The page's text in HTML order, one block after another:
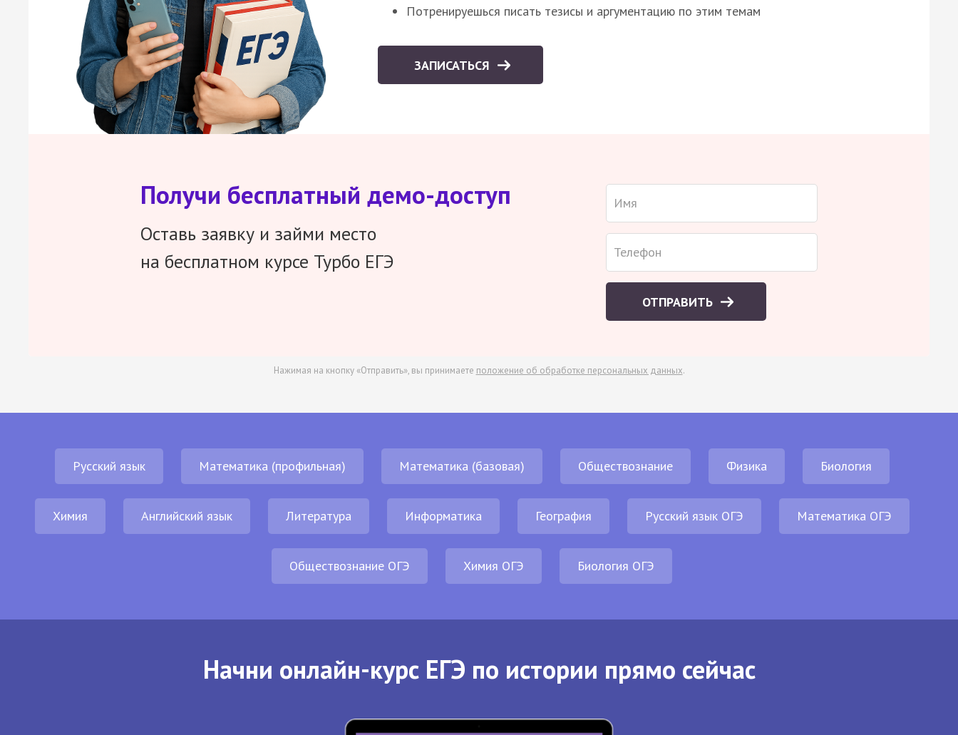
Потренируешься писать тезисы и аргументацию по этим темам
ЗАПИСАТЬСЯ
Получи бесплатный демо-доступ
Оставь заявку и займи место
на бесплатном курсе Турбо ЕГЭ
ОТПРАВИТЬ
Нажимая на кнопку «Отправить», вы принимаете положение об обработке персональных данных.
Русский язык Математика (профильная) Математика (базовая) Обществознание Физика Биология
Химия Английский язык Литература Информатика География Русский язык ОГЭ Математика ОГЭ
Обществознание ОГЭ Химия ОГЭ Биология ОГЭ
Начни онлайн-курс ЕГЭ по истории прямо сейчас